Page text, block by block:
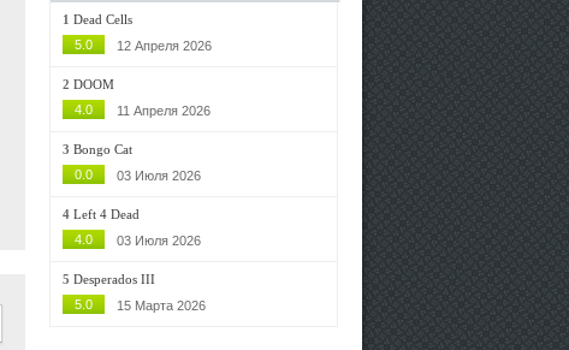
1 Dead Cells
5.0
12 Апреля 2026
2 DOOM
4.0
11 Апреля 2026
3 Bongo Cat
0.0
03 Июля 2026
4 Left 4 Dead
4.0
03 Июля 2026
5 Desperados III
5.0
15 Марта 2026